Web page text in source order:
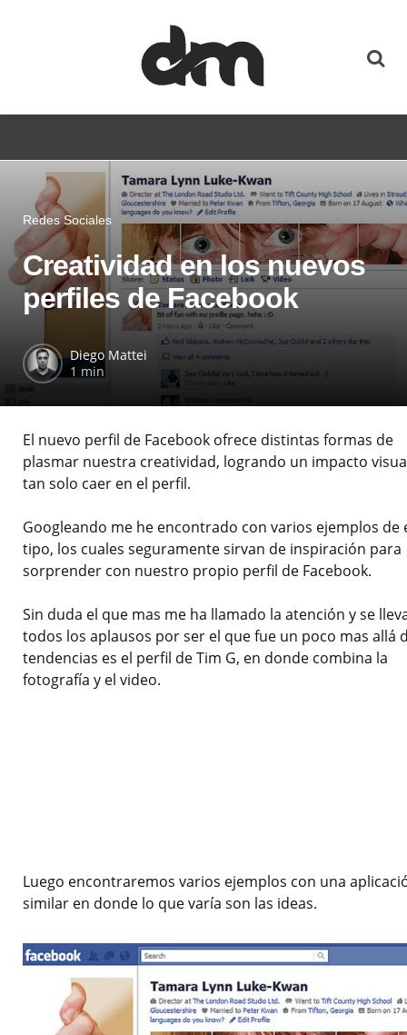
Redes Sociales
Creatividad en los nuevos
perfiles de Facebook
Diego Mattei
1 min
El nuevo perfil de Facebook ofrece distintas formas de
plasmar nuestra creatividad, logrando un impacto
tan solo caer en el perfil.
Googleando me he encontrado con varios ejemplos de
tipo, los cuales seguramente sirvan de inspiración para
sorprender con nuestro propio perfil de Facebook.
Sin duda el que mas me ha llamado la atención y se
todos los aplausos por ser el que fue un poco mas allá
tendencias es el perfil de Tim G, en donde combina la
fotografía y el video.
Luego encontraremos varios ejemplos con una
similar en donde lo que varía son las ideas.